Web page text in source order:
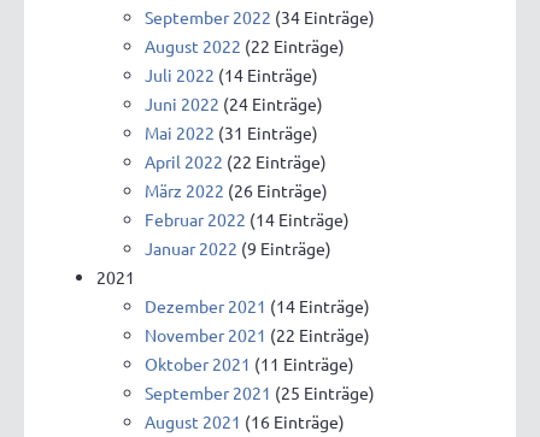
September 2022 (34 Einträge)
August 2022 (22 Einträge)
Juli 2022 (14 Einträge)
Juni 2022 (24 Einträge)
Mai 2022 (31 Einträge)
April 2022 (22 Einträge)
März 2022 (26 Einträge)
Februar 2022 (14 Einträge)
Januar 2022 (9 Einträge)
2021
Dezember 2021 (14 Einträge)
November 2021 (22 Einträge)
Oktober 2021 (11 Einträge)
September 2021 (25 Einträge)
August 2021 (16 Einträge)